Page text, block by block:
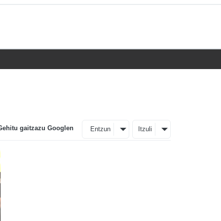
gaitzazu Googlen Entzun Itzuli